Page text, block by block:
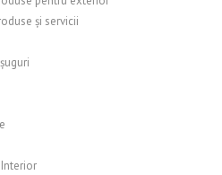
și servicii
Interior